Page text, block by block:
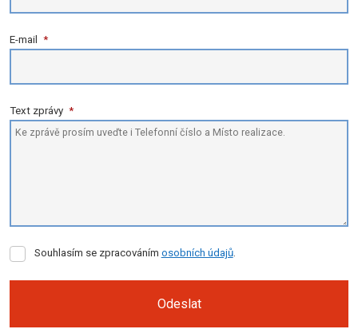
E-mail *
Text zprávy *
Souhlasím
zpracováním
Souhlasím se zpracováním osobních údajů.
Odeslat